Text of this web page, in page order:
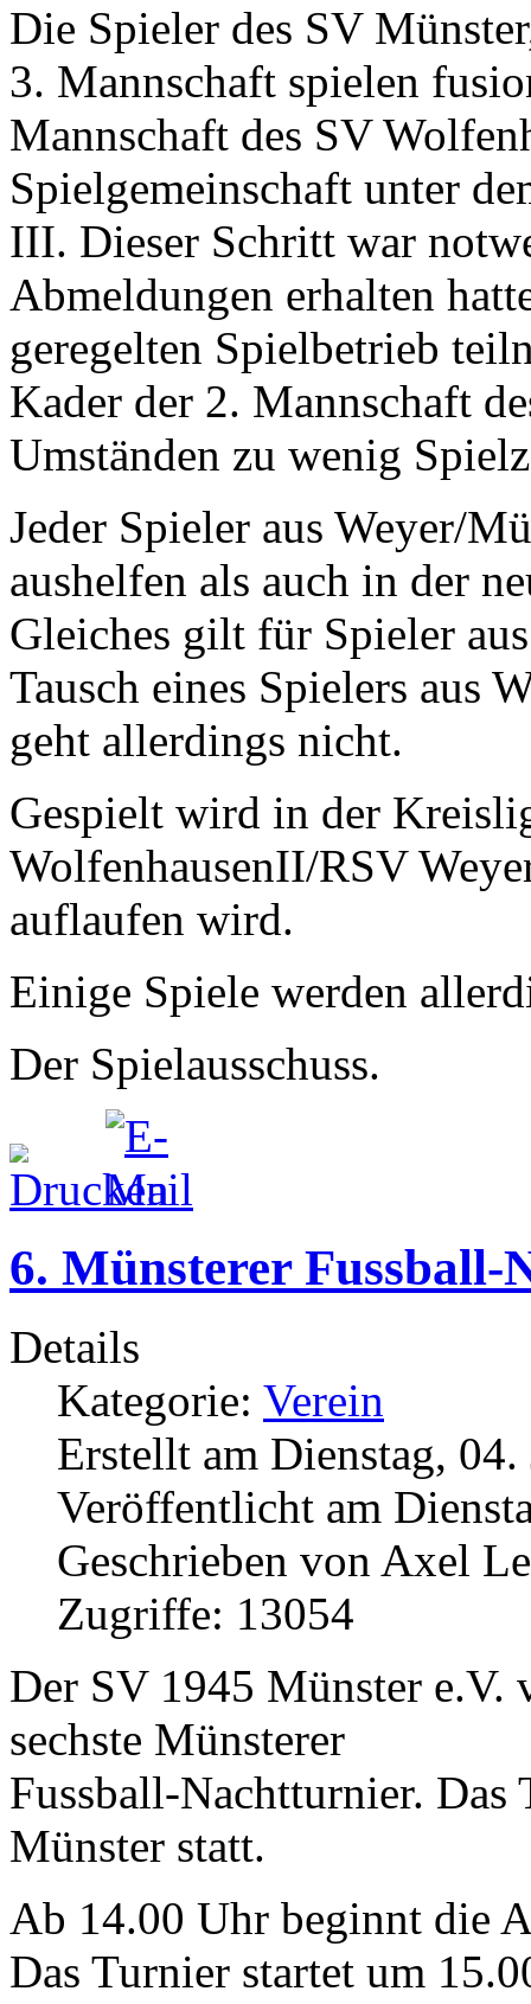
Die Spieler des SV
3. Mannschaft spielen
Mannschaft des SV
Spielgemeinschaft unter
III. Dieser Schritt war
Abmeldungen erhalten
geregelten Spielbetrieb
Kader der 2. Mannschaft
Umständen zu wenig
Jeder Spieler aus Weyer/
aushelfen als auch in der
Gleiches gilt für Spieler
Tausch eines Spielers aus
geht allerdings nicht.
Gespielt wird in der
WolfenhausenII/RSV
auflaufen wird.
Einige Spiele werden
Der Spielausschuss.
6. Münsterer Fussball-
Details
Kategorie: Verein
Erstellt am Dienstag,
Veröffentlicht am
Geschrieben von Axel
Zugriffe: 13054
Der SV 1945 Münster e.V.
sechste Münsterer
Fussball-Nachtturnier. Das
Münster statt.
Ab 14.00 Uhr beginnt die
Das Turnier startet um